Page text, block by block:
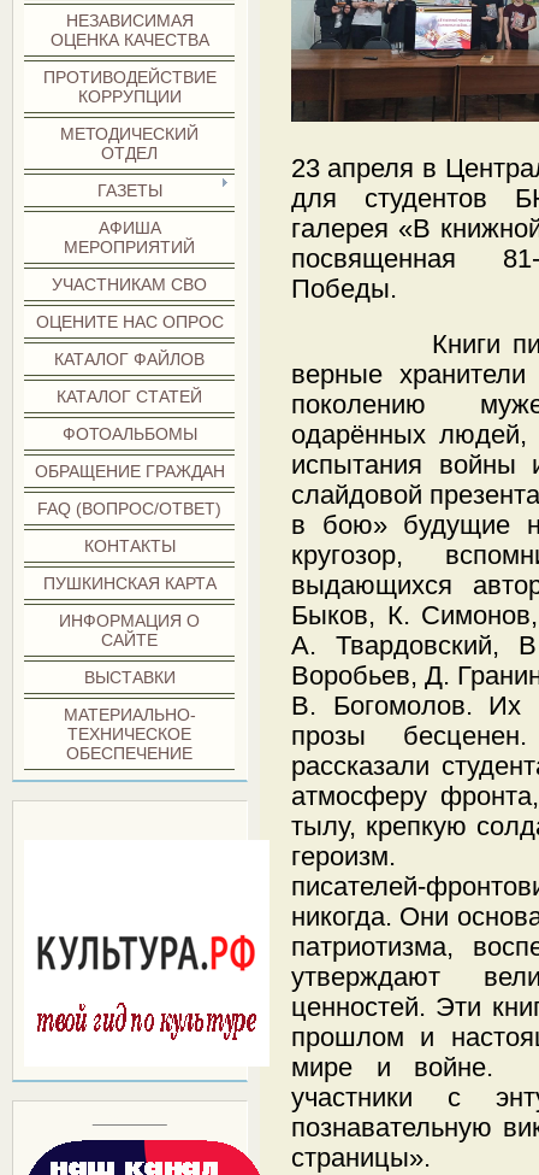
НЕЗАВИСИМАЯ
ОЦЕНКА КАЧЕСТВА
ПРОТИВОДЕЙСТВИЕ
КОРРУПЦИИ
МЕТОДИЧЕСКИЙ
ОТДЕЛ
ГАЗЕТЫ
АФИША
МЕРОПРИЯТИЙ
УЧАСТНИКАМ СВО
ОЦЕНИТЕ НАС ОПРОС
КАТАЛОГ ФАЙЛОВ
КАТАЛОГ СТАТЕЙ
ФОТОАЛЬБОМЫ
ОБРАЩЕНИЕ ГРАЖДАН
FAQ (ВОПРОС/ОТВЕТ)
КОНТАКТЫ
ПУШКИНСКАЯ КАРТА
ИНФОРМАЦИЯ О
САЙТЕ
ВЫСТАВКИ
МАТЕРИАЛЬНО-
ТЕХНИЧЕСКОЕ
ОБЕСПЕЧЕНИЕ
23 апреля в
для студентов
галерея «В
посвященная
Победы.
Книги
верные
поколению
одарённых
испытания
слайдовой
в бою» будущие
кругозор,
выдающихся
Быков, К.
А. Твардовский,
Воробьев, Д.
В. Богомолов. Их
прозы
рассказали
атмосферу
тылу, крепкую
героизм.
писателей-
никогда. Они
патриотизма,
утверждают
ценностей. Эти
прошлом и
мире и войне.
участники с
познавательную
страницы».